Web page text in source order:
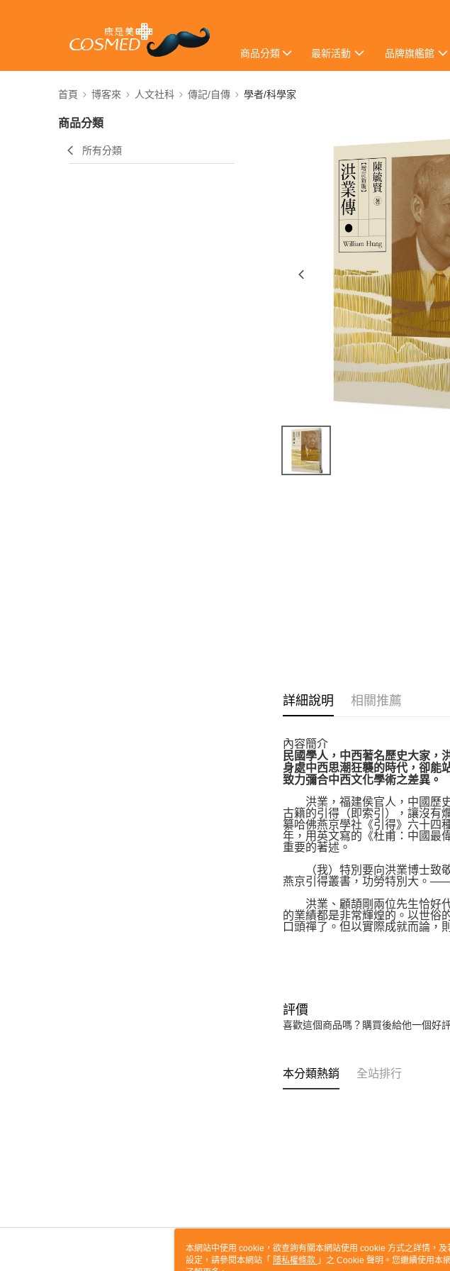
商品分類 最新活動 品牌旗艦館
首頁 博客來 人文社科 傳記/自傳 學者/科學家
商品分類
所有分類
詳細說明 相關推薦
內容簡介
民國學人，中西著名歷史大家，
身處中西思潮狂襲的時代，卻能
致力彌合中西文化學術之差異。
洪業，福建侯官人，中國歷史
古籍的引得（即索引），讓沒有
纂哈佛燕京學社《引得》六十四
年，用英文寫的《杜甫：中國最
重要的著述。
（我）特別要向洪業博士致敬
燕京引得叢書，功勞特別大。
洪業、顧頡剛兩位先生恰好代
的業績都是非常輝煌的。以世俗
口頭禪了。但以實際成就而論
評價
喜歡這個商品嗎？購買後給他一個好
本分類熱銷 全站排行
關於我們
本網站中使用 cookie，欲查詢有關本網站使用 cookie 方式之詳情，
設定，請參閱本網站「 隱私權條款 」之 Cookie 聲明。您繼續使用本